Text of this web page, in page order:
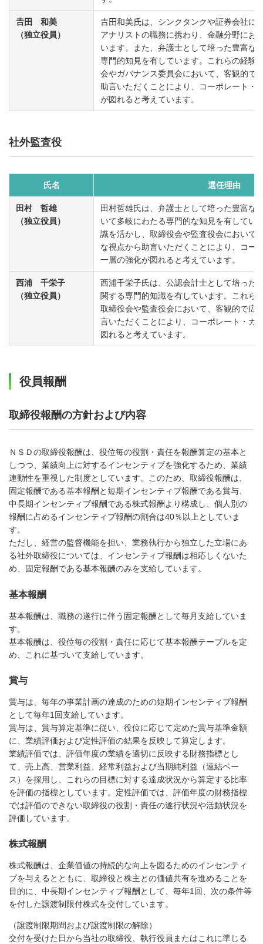
𠮷田 和美
（独立役員）
𠮷田和美氏は、シンクタンクや証券会社に
アナリストの職務に携わり、金融分野にお
います。また、弁護士として培った豊富な
専門的知見を有しています。これらの経験
会やガバナンス委員会において、客観的で
助言いただくことにより、コーポレート・
が図れると考えています。
社外監査役
氏名 選任理由
田村 哲雄
（独立役員）
田村哲雄氏は、弁護士として培った豊富な
いて多岐にわたる専門的な知見を有してい
識を活かし、取締役会や監査役会において
な視点から助言いただくことにより、コー
一層の強化が図れると考えています。
西浦 千栄子
（独立役員）
西浦千栄子氏は、公認会計士として培った
関する専門的知識を有しています。これら
取締役会や監査役会において、客観的で広
言いただくことにより、コーポレート・ガ
図れると考えています。
役員報酬
取締役報酬の方針および内容
ＮＳＤの取締役報酬は、役位毎の役割・責任を報酬算定の基本と
しつつ、業績向上に対するインセンティブを強化するため、業績
連動性を重視した制度としています。このため、取締役報酬は、
固定報酬である基本報酬と短期インセンティブ報酬である賞与、
中長期インセンティブ報酬である株式報酬より構成し、個人別の
報酬に占めるインセンティブ報酬の割合は40％以上としていま
す。
ただし、経営の監督機能を担い、業務執行から独立した立場にあ
る社外取締役については、インセンティブ報酬は相応しくないた
め、固定報酬である基本報酬のみを支給しています。
基本報酬
基本報酬は、職務の遂行に伴う固定報酬として毎月支給していま
す。
基本報酬は、役位毎の役割・責任に応じて基本報酬テーブルを定
め、これに基づいて支給しています。
賞与
賞与は、毎年の事業計画の達成のための短期インセンティブ報酬
として毎年1回支給しています。
賞与は、賞与算定基準に従い、役位に応じて定めた賞与基準金額
に、業績評価および定性評価の結果を反映して算定します。
業績評価では、評価年度の業績を適切に反映する財務指標とし
て、売上高、営業利益、経常利益および当期純利益（連結ベー
ス）を採用し、これらの目標に対する達成状況から算定する比率
を評価の指標としています。定性評価では、評価年度の財務指標
では評価のできない取締役の役割・責任の遂行状況や活動状況を
評価しています。
株式報酬
株式報酬は、企業価値の持続的な向上を図るためのインセンティ
ブを与えるとともに、取締役と株主との価値共有を進めることを
目的に、中長期インセンティブ報酬として、毎年1回、次の条件等
を付した譲渡制限付株式を交付しています。
（譲渡制限期間および譲渡制限の解除）
交付を受けた日から当社の取締役、執行役員またはこれに準じる